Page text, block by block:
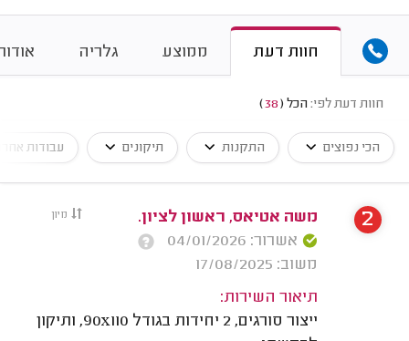
חוות דעת ממוצע גלריה
חוות דעת לפי: הכל (
38
)
הכי נפוצים התקנות תיקונים עבודות
מיון
משה אטיאס, ראשון לציון.
אשרור: 04/01/2026
משוב: 17/08/2025
תיאור השירות:
ייצור סורגים, 2 יחידות בגודל 90x110, ותיקון
2